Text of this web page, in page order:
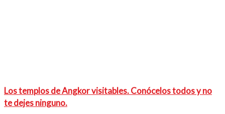
Los templos de Angkor visitables. Conócelos todos y no
te dejes ninguno.